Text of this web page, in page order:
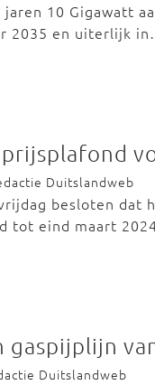
10 Gigawatt
2035 en uiterlijk
Duitslandweb
besloten dat
tot eind maart
Duitslandweb